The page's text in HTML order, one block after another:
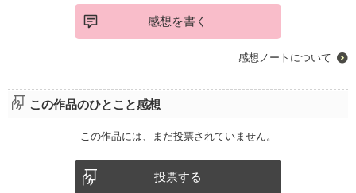
感想を書く
感想ノートについて
この作品のひとこと感想
この作品には、まだ投票されていません。
投票する